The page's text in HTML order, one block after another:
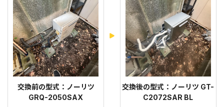
交換前の型式：ノーリツ
GRQ-2050SAX
交換後の型式：ノーリツ GT-
C2072SAR BL